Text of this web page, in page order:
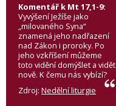
Komentář k Mt 17,1-9:
Vyvýšení Ježíše jako
„milovaného Syna“
znamená jeho nadřazení
nad Zákon i proroky. Po
jeho vzkříšení můžeme
toto vidění domýšlet a vidět
nově. K čemu nás vybízí?
Zdroj: Nedělní liturgie